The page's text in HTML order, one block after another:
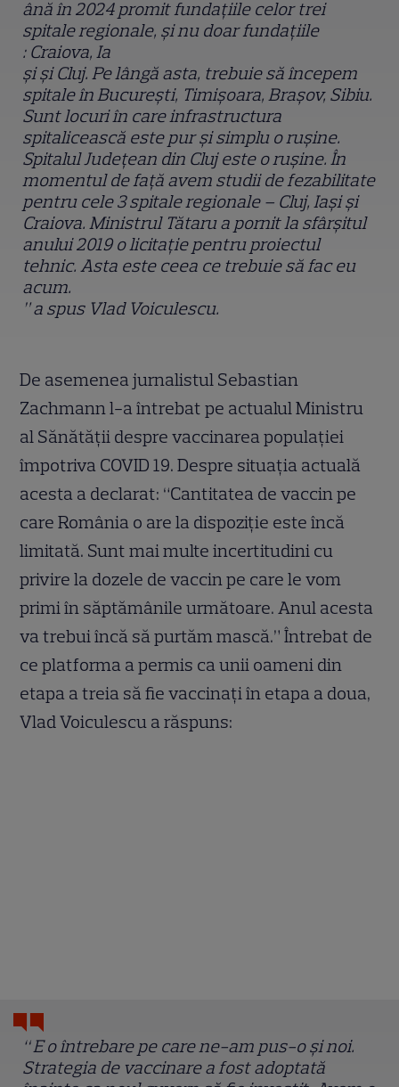
ână în 2024 promit fundațiile celor trei
spitale regionale, și nu doar fundațiile
: Craiova, Ia
și și Cluj. Pe lângă asta, trebuie să începem
spitale în București, Timișoara, Brașov, Sibiu.
Sunt locuri în care infrastructura
spitalicească este pur și simplu o rușine.
Spitalul Județean din Cluj este o rușine. În
momentul de față avem studii de fezabilitate
pentru cele 3 spitale regionale – Cluj, Iași și
Craiova. Ministrul Tătaru a pornit la sfârșitul
anului 2019 o licitație pentru proiectul
tehnic. Asta este ceea ce trebuie să fac eu
acum.
” a spus Vlad Voiculescu.
De asemenea jurnalistul Sebastian
Zachmann l-a întrebat pe actualul Ministru
al Sănătății despre vaccinarea populației
împotriva COVID 19. Despre situația actuală
acesta a declarat: “Cantitatea de vaccin pe
care România o are la dispoziție este încă
limitată. Sunt mai multe incertitudini cu
privire la dozele de vaccin pe care le vom
primi în săptămânile următoare. Anul acesta
va trebui încă să purtăm mască.” Întrebat de
ce platforma a permis ca unii oameni din
etapa a treia să fie vaccinați în etapa a doua,
Vlad Voiculescu a răspuns:
“ E o întrebare pe care ne-am pus-o și noi.
Strategia de vaccinare a fost adoptată